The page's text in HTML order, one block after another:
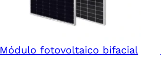
Módulo fotovoltaico bifacial